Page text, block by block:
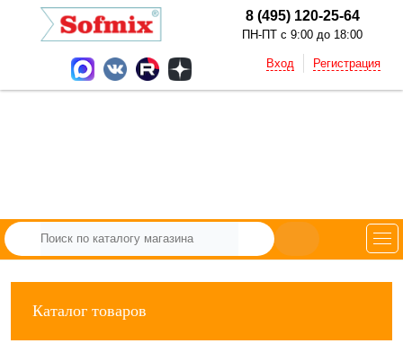
8 (495) 120-25-64
ПН-ПТ с 9:00 до 18:00
Вход Регистрация
Каталог товаров